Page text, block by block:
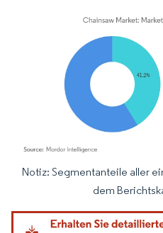
Bild © Mordor Intelligence.
Notiz: Segmentanteile aller
dem